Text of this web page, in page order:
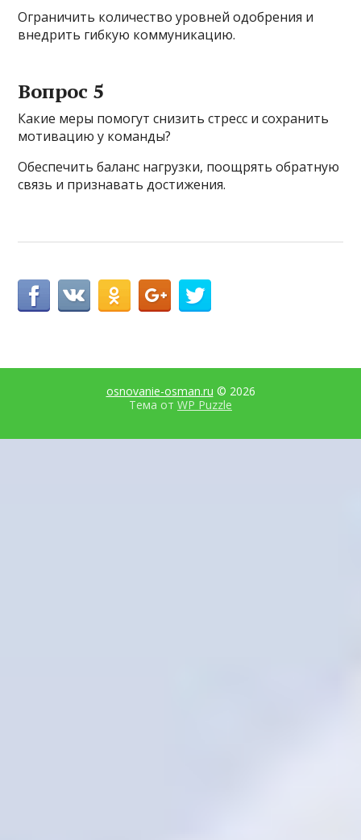
Ограничить количество уровней одобрения и
внедрить гибкую коммуникацию.
Вопрос 5
Какие меры помогут снизить стресс и сохранить
мотивацию у команды?
Обеспечить баланс нагрузки, поощрять обратную
связь и признавать достижения.
osnovanie-osman.ru © 2026
Тема от WP Puzzle